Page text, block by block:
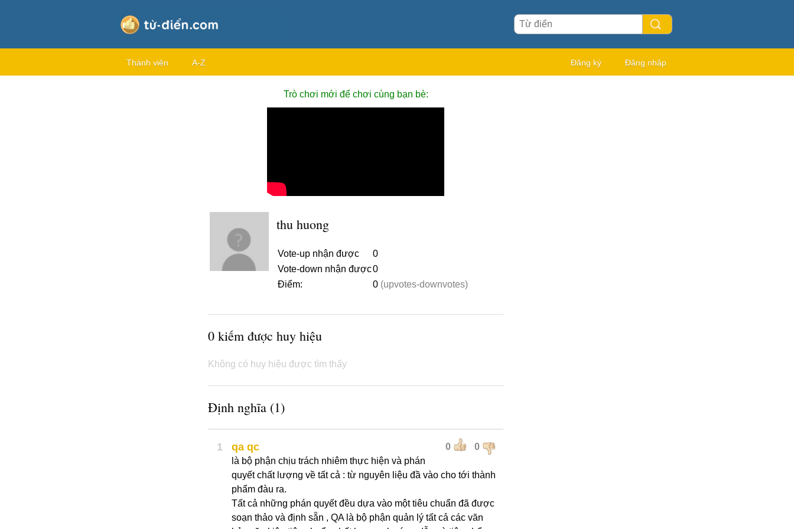
Thành viên A-Z Đăng ký Đăng nhập
Trò chơi mới để chơi cùng bạn bè:
thu huong
Vote-up nhận được
0
Vote-down nhận được0
Điểm:
0 (upvotes-downvotes)
0 kiếm được huy hiệu
Không có huy hiệu được tìm thấy
Định nghĩa (1)
1 0 0
qa qc
là bộ phận chịu trách nhiêm thực hiện và phán
quyết chất lượng về tất cả : từ nguyên liệu đầ vào cho tới thành
phẩm đàu ra.
Tất cả những phán quyết đều dựa vào một tiêu chuẩn đã được
soạn thảo và định sẵn , QA là bộ phận quản lý tất cả các văn